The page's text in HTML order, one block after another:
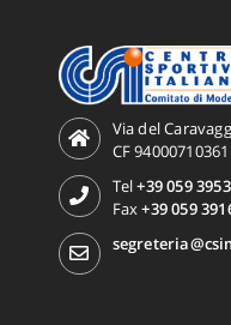
Via del
CF
Tel+39 059
Fax+39 059